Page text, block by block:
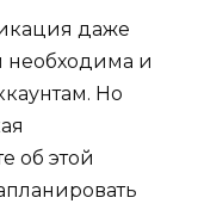
даже
необходима и
Но
об этой